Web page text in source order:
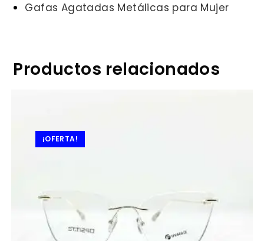
Gafas Agatadas Metálicas para Mujer
Productos relacionados
¡OFERTA!